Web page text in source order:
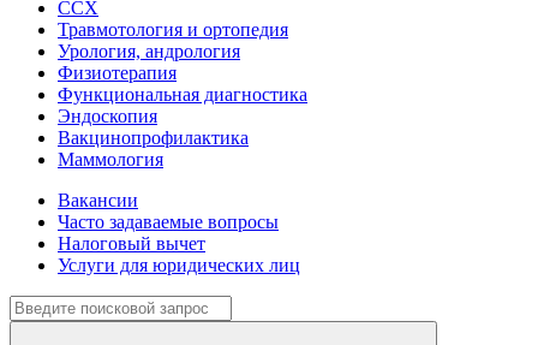
ССХ
Травмотология и ортопедия
Урология, андрология
Физиотерапия
Функциональная диагностика
Эндоскопия
Вакцинопрофилактика
Маммология
Вакансии
Часто задаваемые вопросы
Налоговый вычет
Услуги для юридических лиц